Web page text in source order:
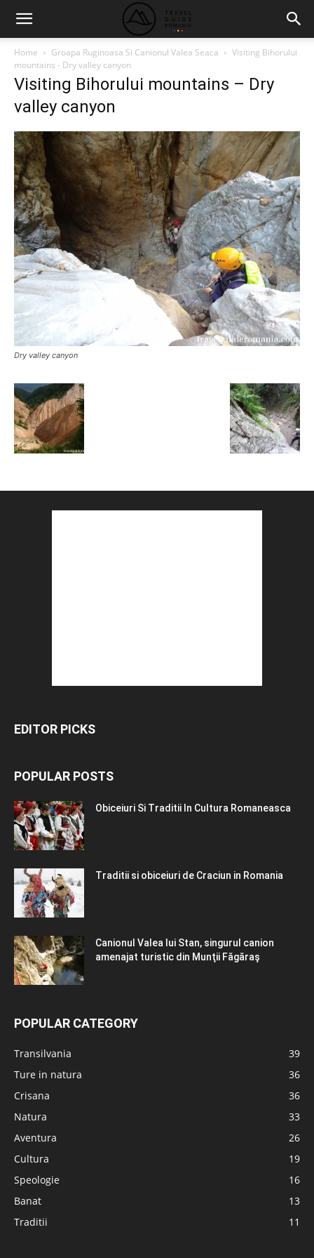
Home Groapa Ruginoasa Si Canionul Valea Seaca
Visiting Bihorului
mountains - Dry valley canyon
Visiting Bihorului mountains – Dry
valley canyon
Dry valley canyon
EDITOR PICKS
POPULAR POSTS
Obiceiuri Si Traditii In Cultura Romaneasca
Traditii si obiceiuri de Craciun in Romania
Canionul Valea lui Stan, singurul canion
amenajat turistic din Munţii Făgăraş
POPULAR CATEGORY
Transilvania
39
Ture in natura
36
Crisana
36
Natura
33
Aventura
26
Cultura
19
Speologie
16
Banat
13
Traditii
11